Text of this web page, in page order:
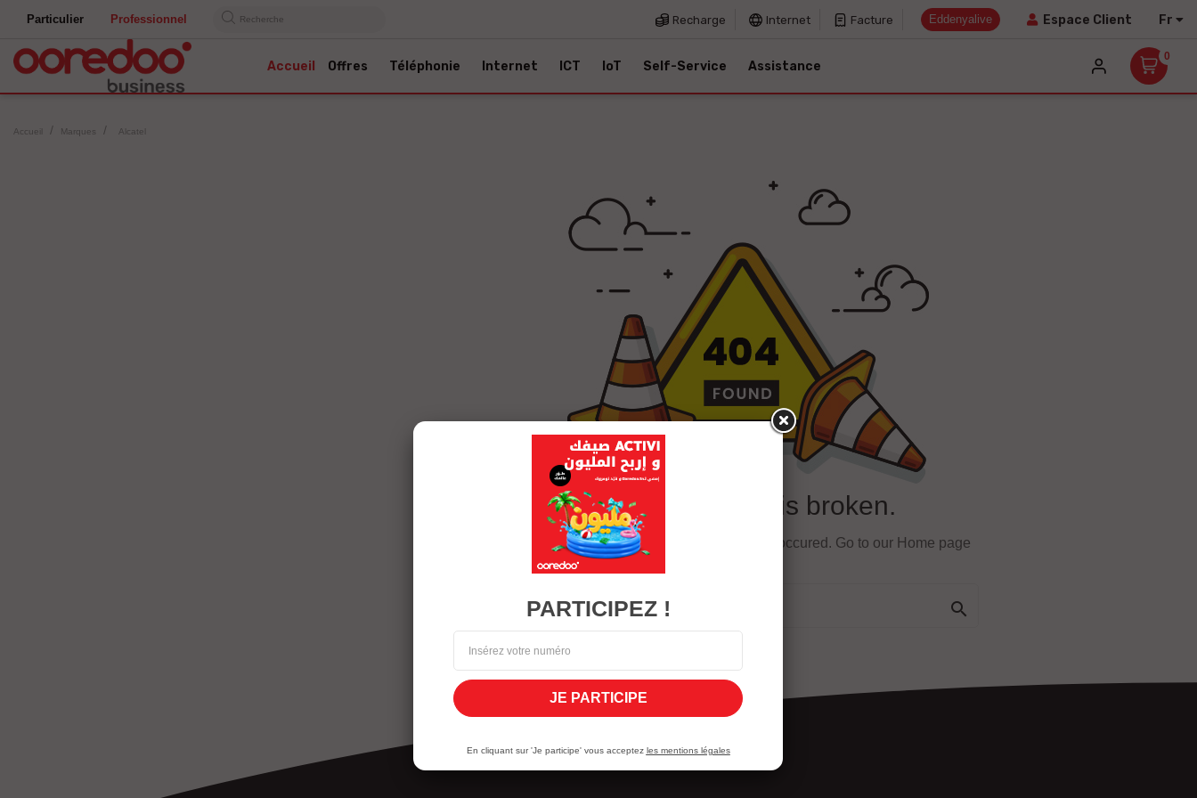
Particulier Professionnel Recherche Recharge Internet Facture Eddenyalive Espace Client Fr
Accueil Offres Téléphonie Internet ICT IoT Self-Service Assistance
0
Accueil Marques Alcatel
Oops! that link is broken.
Page does not exist or some other error occured. Go to our Home page

PARTICIPEZ !
JE PARTICIPE
En cliquant sur 'Je participe' vous acceptez les mentions légales